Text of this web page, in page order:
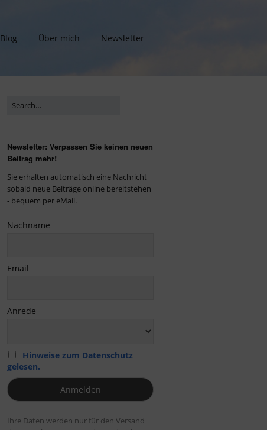
Blog Über mich Newsletter
Newsletter: Verpassen Sie keinen neuen
Beitrag mehr!
Sie erhalten automatisch eine Nachricht
sobald neue Beiträge online bereitstehen
- bequem per eMail.
Nachname
Email
Anrede
Hinweise zum Datenschutz
gelesen.
Ihre Daten werden nur für den Versand